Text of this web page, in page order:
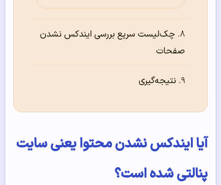
چک‌لیست سریع بررسی ایندکس نشدن
صفحات
نتیجه‌گیری
آیا ایندکس نشدن محتوا یعنی سایت
پنالتی شده است؟